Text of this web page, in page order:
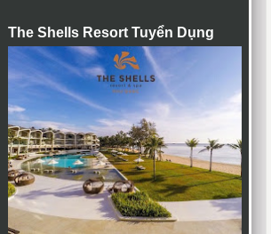
The Shells Resort Tuyển Dụng